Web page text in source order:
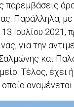
Παράλληλα,
Ιουλίου 2021,
για την
και
Τέλος, έχει